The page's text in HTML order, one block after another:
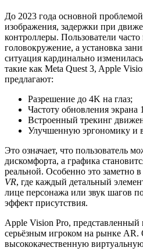
До 2023 года основной
изображения, задержки при
контроллеры. Пользователи
головокружение, а установка
ситуация кардинально
такие как Meta Quest 3, Apple
предлагают:
Разрешение до 4K на глаз;
Частоту обновления экрана
Встроенный трекинг
Улучшенную эргономику и
Это означает, что пользователь
дискомфорта, а графика
реальной. Особенно это заметно
VR, где каждый детальный
лице персонажа или звук шагов
эффект присутствия.
Apple Vision Pro, представленный
серьёзным игроком на рынке AR.
высококачественную